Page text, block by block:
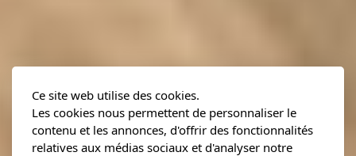
Ce site web utilise des cookies.
Les cookies nous permettent de personnaliser le
contenu et les annonces, d'offrir des fonctionnalités
relatives aux médias sociaux et d'analyser notre